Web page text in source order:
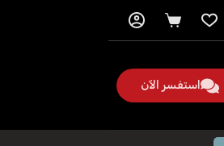
عربة
التسوق
استفسر الآن